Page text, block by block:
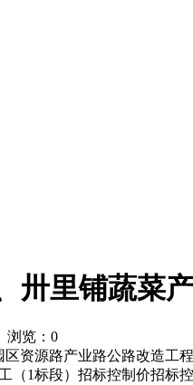
卅里铺蔬菜
览： 0
资源路产业路公路改造工
（1标段）招标控制价招